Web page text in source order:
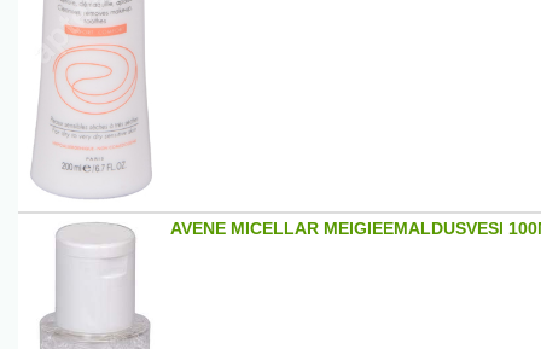
AVENE MICELLAR MEIGIEEMALDUSVESI